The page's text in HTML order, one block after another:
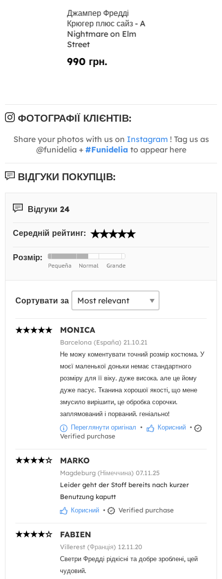
Джампер Фредді
Крюгер плюс сайз - A
Nightmare on Elm
Street
990 грн.
ФОТОГРАФІЇ КЛІЄНТІВ:
Share your photos with us on Instagram ! Tag us as
@funidelia + #Funidelia to appear here
ВІДГУКИ ПОКУПЦІВ:
Відгуки 24
Середній рейтинг:
Розмір:
Сортувати за
MONICA
Barcelona (España) 21.10.21
Не можу коментувати точний розмір костюма. У
моєї маленької доньки немає стандартного
розміру для її віку. дуже висока. але це йому
дуже пасує. Тканина хорошої якості, що мене
змусило вирішити, це обробка сорочки.
заплямований і порваний. геніально!
Переглянути оригінал • Корисний •
Verified purchase
MARKO
Magdeburg (Німеччина) 07.11.25
Leider geht der Stoff bereits nach kurzer
Benutzung kaputt
Корисний • Verified purchase
FABIEN
Villerest (Франція) 12.11.20
Светри Фредді рідкісні та добре зроблені, цей
чудовий.